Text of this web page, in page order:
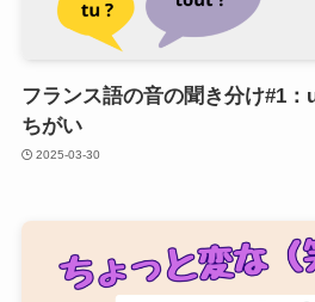
フランス語の音の聞き分け#1
ちがい
2025-03-30